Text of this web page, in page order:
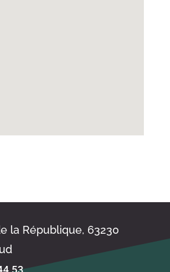
la République, 63230
53